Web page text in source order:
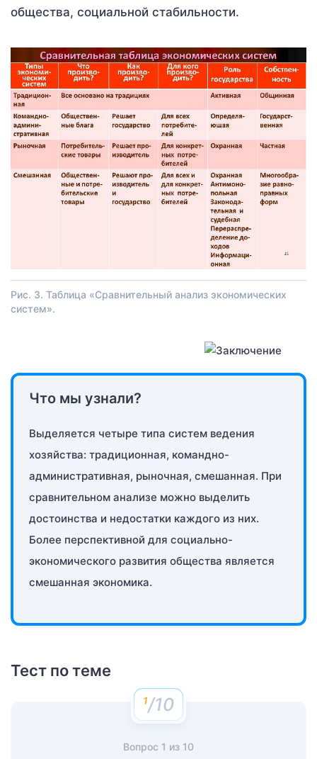
общества, социальной стабильности.
Рис. 3. Таблица «Сравнительный анализ экономических
систем».
Что мы узнали?
Выделяется четыре типа систем ведения
хозяйства: традиционная, командно-
административная, рыночная, смешанная. При
сравнительном анализе можно выделить
достоинства и недостатки каждого из них.
Более перспективной для социально-
экономического развития общества является
смешанная экономика.
Тест по теме
/10
Вопрос 1 из 10